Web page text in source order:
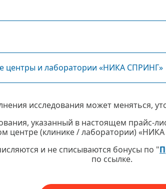
центры и лаборатории «НИКА СПРИНГ»
исследования может меняться,
указанный в настоящем прайс-
центре (клинике / лаборатории)
и не списываются бонусы по "
по ссылке.